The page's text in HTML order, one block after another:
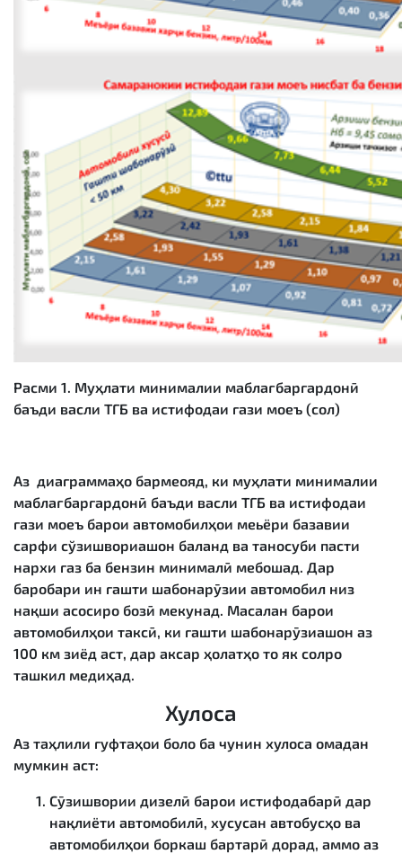
Расми 1. Муҳлати минималии маблағбаргардонӣ
баъди васли ТГБ ва истифодаи гази моеъ (сол)
Аз диаграммаҳо бармеояд, ки муҳлати минималии
маблағбаргардонӣ баъди васли ТГБ ва истифодаи
гази моеъ барои автомобилҳои меьёри базавии
сарфи сўзишвориашон баланд ва таносуби пасти
нархи газ ба бензин минималӣ мебошад. Дар
баробари ин гашти шабонарӯзии автомобил низ
нақши асосиро бозӣ мекунад. Масалан барои
автомобилҳои таксӣ, ки гашти шабонарӯзиашон аз
100 км зиёд аст, дар аксар ҳолатҳо то як солро
ташкил медиҳад.
Хулоса
Аз таҳлили гуфтаҳои боло ба чунин хулоса омадан
мумкин аст:
Сӯзишвории дизелӣ барои истифодабарӣ дар
нақлиёти автомобилӣ, хусусан автобусҳо ва
автомобилҳои боркаш бартарӣ дорад, аммо аз